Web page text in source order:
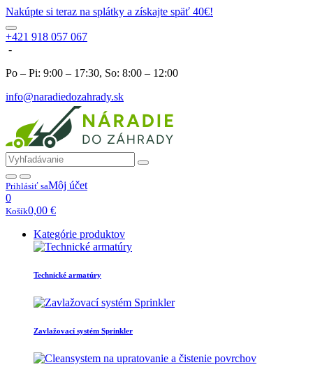
Nakúpte si teraz na splátky a získajte späť 40€!
+421 918 057 067
-
Po – Pi: 9:00 – 17:30, So: 8:00 – 12:00
info@naradiedozahrady.sk
Prihlásiť saMôj účet
0
Košík0,00 €
Kategórie produktov
Technické armatúry
Zavlažovací systém Sprinkler